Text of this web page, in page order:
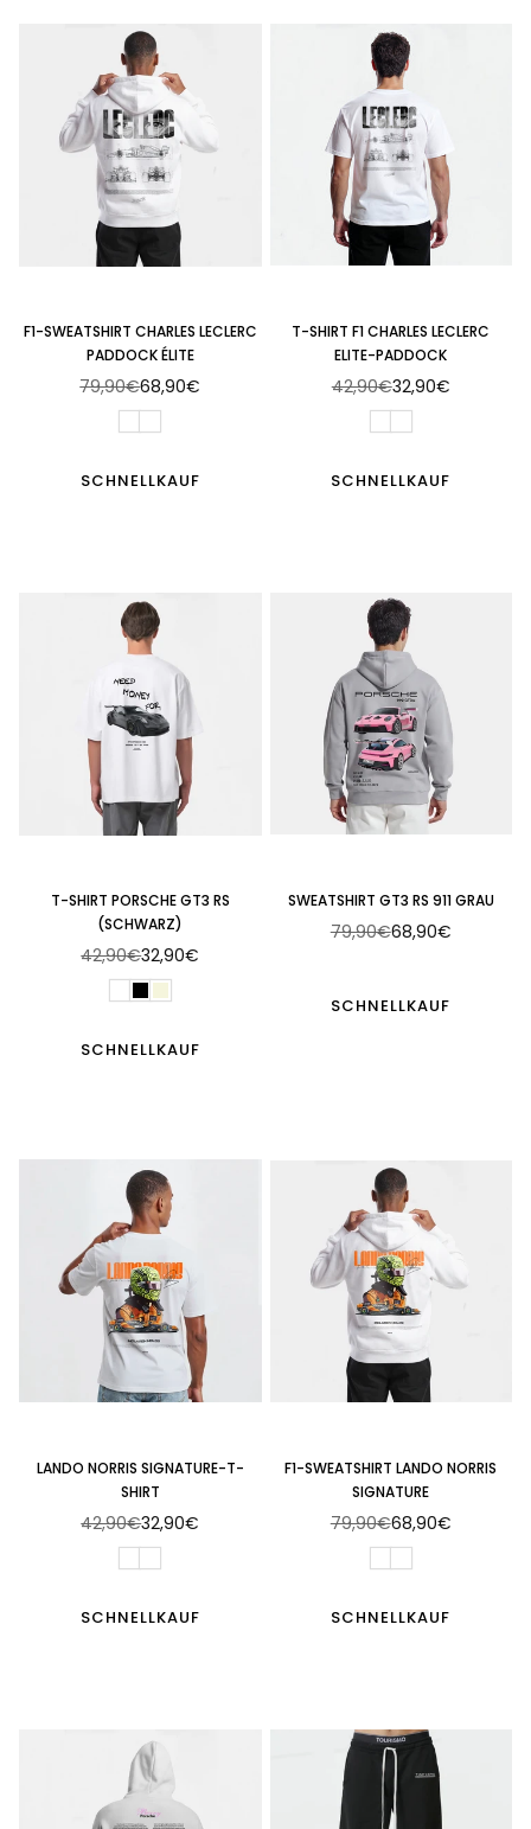
F1-SWEATSHIRT CHARLES LECLERC
PADDOCK ÉLITE
Normaler
79,90€68,90€
SCHNELLKAUF
T-SHIRT F1 CHARLES LECLERC
ELITE-PADDOCK
Normaler
42,90€32,90€
SCHNELLKAUF
T-SHIRT PORSCHE GT3 RS
(SCHWARZ)
Normaler
Preis
42,90€32,90€
SCHNELLKAUF
SWEATSHIRT GT3 RS 911 GRAU
Normaler
79,90€68,90€
SCHNELLKAUF
LANDO NORRIS SIGNATURE-T-
SHIRT
Normaler
42,90€32,90€
SCHNELLKAUF
F1-SWEATSHIRT LANDO NORRIS
SIGNATURE
Normaler
79,90€68,90€
SCHNELLKAUF